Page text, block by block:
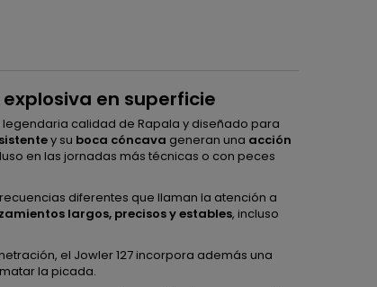
explosiva en superficie
calidad de Rapala y diseñado para
y su boca cóncava generan una acción
en las jornadas más técnicas o con peces
diferentes que llaman la atención a
largos, precisos y estables, incluso
el Jowler 127 incorpora además una
la picada.